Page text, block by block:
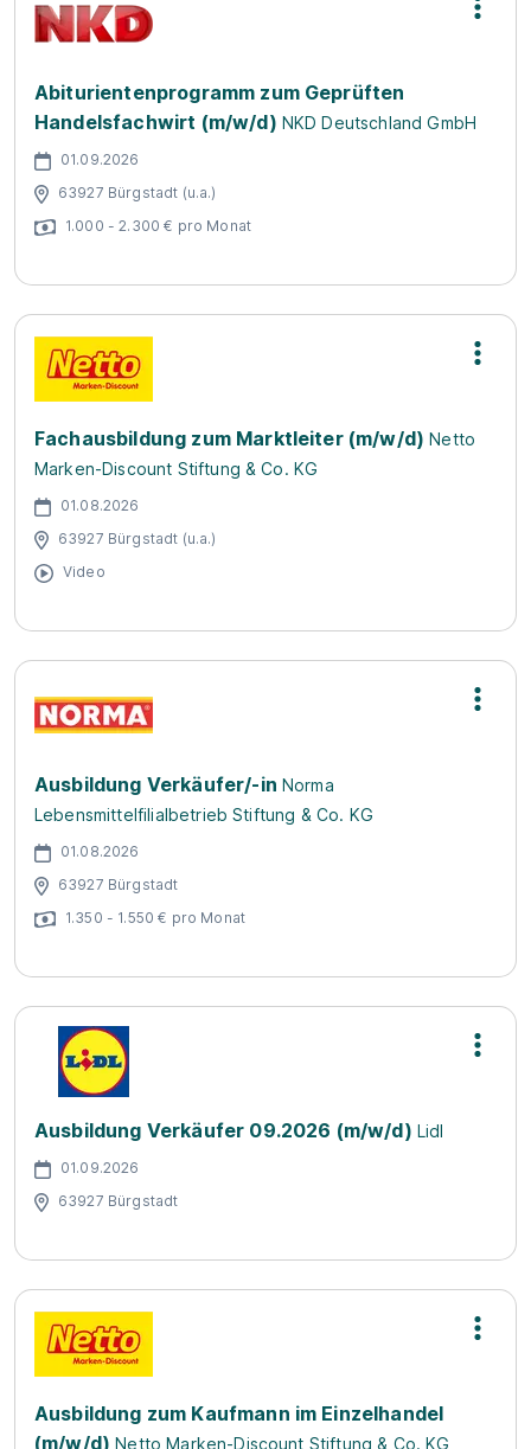
Abiturientenprogramm zum Geprüften
Handelsfachwirt (m/w/d) NKD Deutschland GmbH
01.09.2026
63927 Bürgstadt (u.a.)
1.000 - 2.300 € pro Monat
Fachausbildung zum Marktleiter (m/w/d) Netto
Marken-Discount Stiftung & Co. KG
01.08.2026
63927 Bürgstadt (u.a.)
Video
Ausbildung Verkäufer/-in Norma
Lebensmittelfilialbetrieb Stiftung & Co. KG
01.08.2026
63927 Bürgstadt
1.350 - 1.550 € pro Monat
Ausbildung Verkäufer 09.2026 (m/w/d) Lidl
01.09.2026
63927 Bürgstadt
Ausbildung zum Kaufmann im Einzelhandel
(m/w/d) Netto Marken-Discount Stiftung & Co. KG